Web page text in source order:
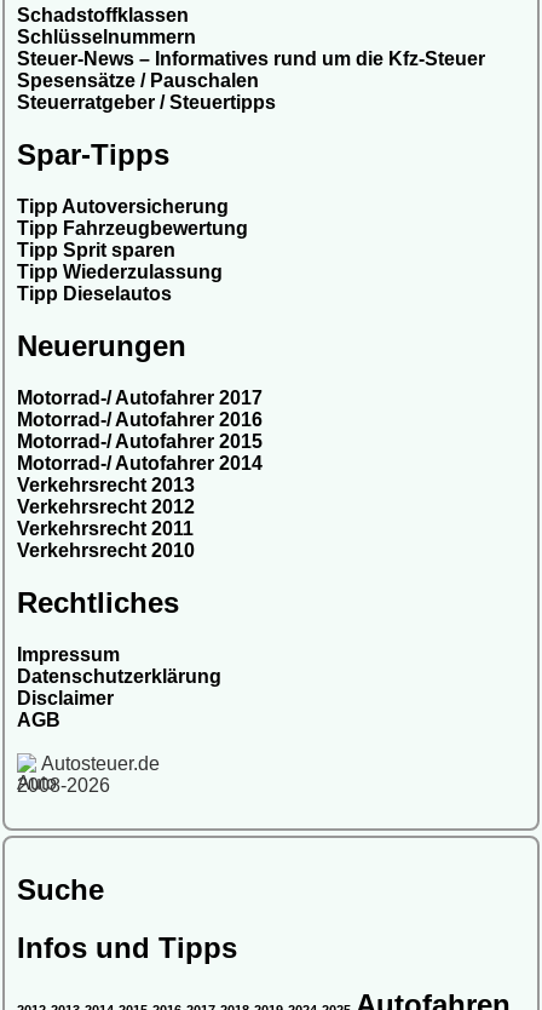
Schadstoffklassen
Schlüsselnummern
Steuer-News – Informatives rund um die Kfz-Steuer
Spesensätze / Pauschalen
Steuerratgeber / Steuertipps
Spar-Tipps
Tipp Autoversicherung
Tipp Fahrzeugbewertung
Tipp Sprit sparen
Tipp Wiederzulassung
Tipp Dieselautos
Neuerungen
Motorrad-/ Autofahrer 2017
Motorrad-/ Autofahrer 2016
Motorrad-/ Autofahrer 2015
Motorrad-/ Autofahrer 2014
Verkehrsrecht 2013
Verkehrsrecht 2012
Verkehrsrecht 2011
Verkehrsrecht 2010
Rechtliches
Impressum
Datenschutzerklärung
Disclaimer
AGB
Autosteuer.de
2008-2026
Suche
Infos und Tipps